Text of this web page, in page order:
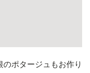
ポタージュもお作り